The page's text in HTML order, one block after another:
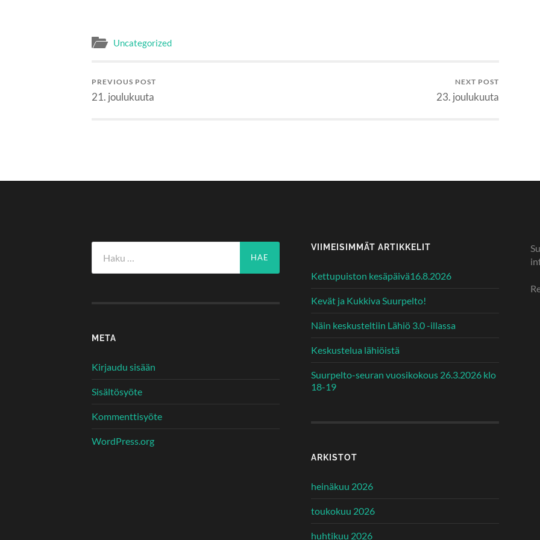
Uncategorized
PREVIOUS POST
21. joulukuuta
NEXT POST
23. joulukuuta
META
Kirjaudu sisään
Sisältösyöte
Kommenttisyöte
WordPress.org
VIIMEISIMMÄT ARTIKKELIT
Kettupuiston kesäpäivä16.8.2026
Kevät ja Kukkiva Suurpelto!
Näin keskusteltiin Lähiö 3.0 -illassa
Keskustelua lähiöistä
Suurpelto-seuran vuosikokous 26.3.2026 klo
18-19
ARKISTOT
heinäkuu 2026
toukokuu 2026
huhtikuu 2026